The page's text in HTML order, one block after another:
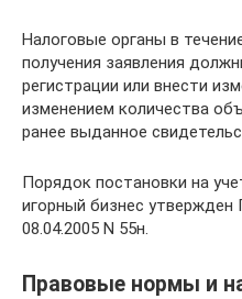
Налоговые органы в
получения заявления
регистрации или внести
изменением количества
ранее выданное
Порядок постановки на
игорный бизнес
08.04.2005 N 55н.
Правовые нормы и